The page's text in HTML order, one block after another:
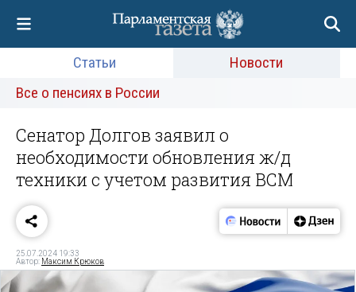
Статьи
Новости
Все о пенсиях в России
Сенатор Долгов заявил о
необходимости обновления ж/д
техники с учетом развития ВСМ
25.07.2024 19:33
Автор: Максим Крюков